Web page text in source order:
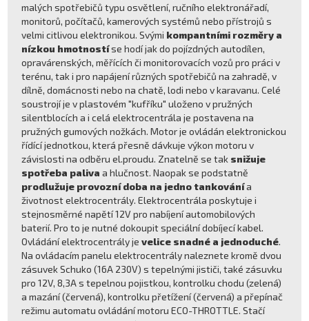
malých spotřebičů typu osvětlení, ručního elektronářadí,
monitorů, počítačů, kamerových systémů nebo přístrojů s
velmi citlivou elektronikou. Svými kompantními rozměry a
nízkou hmotnostíse hodí jak do pojízdných autodílen,
opravárenských, měřících či monitorovacích vozů pro práci v
terénu, tak i pro napájení různých spotřebičů na zahradě, v
dílně, domácnosti nebo na chatě, lodi nebo v karavanu. Celé
soustrojí je v plastovém "kufříku" uloženo v pružných
silentblocích a i celá elektrocentrála je postavena na
pružných gumových nožkách. Motor je ovládán elektronickou
řídící jednotkou, která přesně dávkuje výkon motoru v
závislosti na odběru el.proudu. Znatelně se tak snižuje
spotřeba paliva a hlučnost. Naopak se podstatně
prodlužuje provozní doba na jedno tankovánía
životnost elektrocentrály. Elektrocentrála poskytuje i
stejnosměrné napětí 12V pro nabíjení automobilových
baterií. Pro to je nutné dokoupit speciální dobíjecí kabel.
Ovládání elektrocentrály jevelice snadné a jednoduché.
Na ovládacím panelu elektrocentrály naleznete kromě dvou
zásuvek Schuko (16A 230V) s tepelnými jističi, také zásuvku
pro 12V, 8,3A s tepelnou pojistkou, kontrolku chodu (zelená)
a mazání (červená), kontrolku přetížení (červená) a přepínač
režimu automatu ovládání motoru ECO-THROTTLE. Stačí